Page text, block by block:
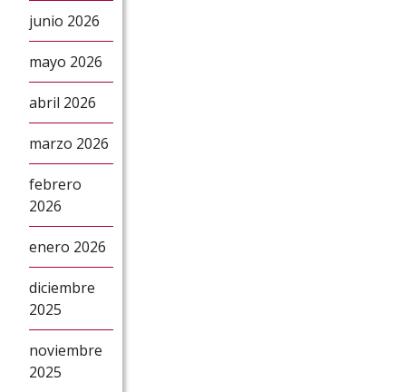
junio 2026
mayo 2026
abril 2026
marzo 2026
febrero
2026
enero 2026
diciembre
2025
noviembre
2025